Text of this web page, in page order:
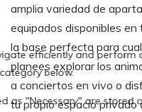
amplia variedad de
equipados disponibles
la base perfecta para
planees explorar los
a conciertos en vivo o
tu propio espacio privado